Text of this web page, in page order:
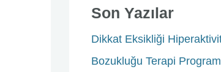
c
Son Yazılar
Dikkat Eksikliği
Bozukluğu Terapi